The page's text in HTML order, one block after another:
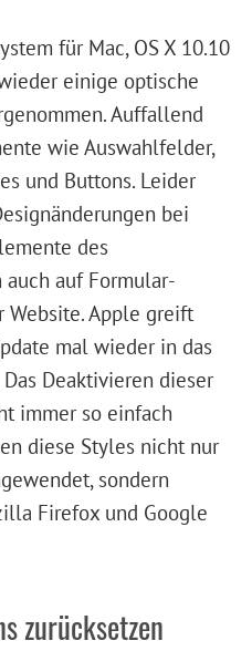
für Mac, OS X 10.10
einige optische
Auffallend
wie Auswahlfelder,
und Buttons. Leider
bei
des
auch auf Formular-
Apple greift
mal wieder in das
Deaktivieren dieser
immer so einfach
diese Styles nicht nur
sondern
Firefox und Google
zurücksetzen